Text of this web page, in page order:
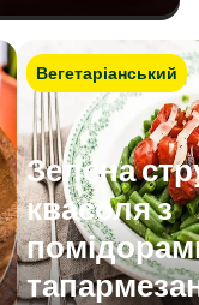
Вегетаріанський
Зелена
квасоля з